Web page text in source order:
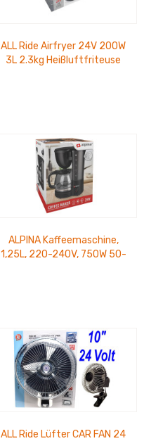
ALL Ride Airfryer 24V 200W
3L 2.3kg Heißluftfriteuse
ALPINA Kaffeemaschine,
1,25L, 220-240V, 750W 50-
ALL Ride Lüfter CAR FAN 24